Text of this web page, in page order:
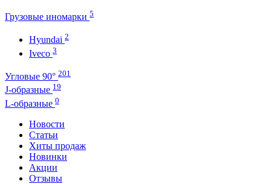
Грузовые иномарки 5
Hyundai 2
Iveco 3
Угловые 90° 201
J-образные 19
L-образные 0
Новости
Статьи
Хиты продаж
Новинки
Акции
Отзывы